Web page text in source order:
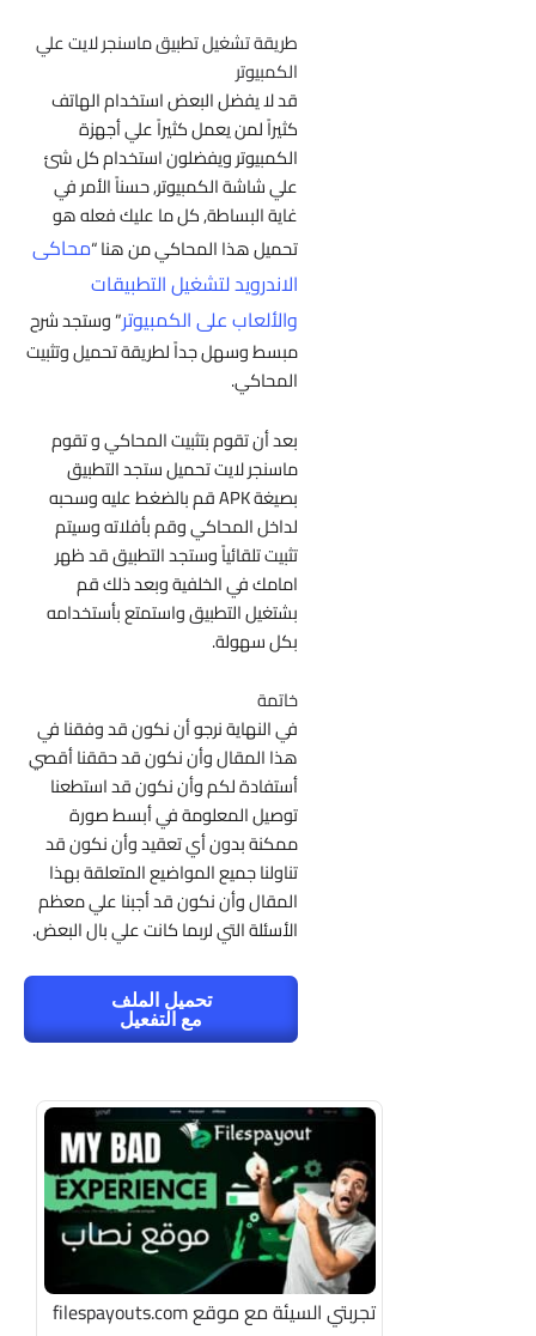
طريقة تشغيل تطبيق ماسنجر لايتعلي
الكمبيوتر
قد لا يفضل البعض استخدام الهاتف
كثيراً لمن يعمل كثيراً علي أجهزة
الكمبيوتر ويفضلون استخدام كل شئ
علي شاشة الكمبيوتر, حسناً الأمر في
غاية البساطة, كل ما عليك فعله هو
تحميل هذا المحاكي من هنا “محاكى
الاندرويد لتشغيل التطبيقات
والألعاب على الكمبيوتر” وستجد شرح
مبسط وسهل جداً لطريقة تحميل وتثبيت
المحاكي.
بعد أن تقوم بتثبيت المحاكي و تقوم
ماسنجر لايت تحميلستجد التطبيق
بصيغة APK قم بالضغط عليه وسحبه
لداخل المحاكي وقم بأفلاته وسيتم
تثبيت تلقائياً وستجد التطبيق قد ظهر
امامك في الخلفية وبعد ذلك قم
بشتغيل التطبيق واستمتع بأستخدامه
بكل سهولة.
خاتمة
في النهاية نرجو أن نكون قد وفقنا في
هذا المقال وأن نكون قد حققنا أقصي
أستفادة لكم وأن نكون قد استطعنا
توصيل المعلومة في أبسط صورة
ممكنة بدون أي تعقيد وأن نكون قد
تناولنا جميع المواضيع المتعلقة بهذا
المقال وأن نكون قد أجبنا علي معظم
الأسئلة التي لربما كانت علي بال البعض.
تحميل الملف
مع التفعيل
تجربتي السيئة مع موقع filespayouts.com